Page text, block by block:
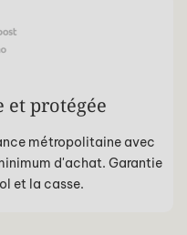
protégée
métropolitaine avec
d'achat. Garantie
et la casse.